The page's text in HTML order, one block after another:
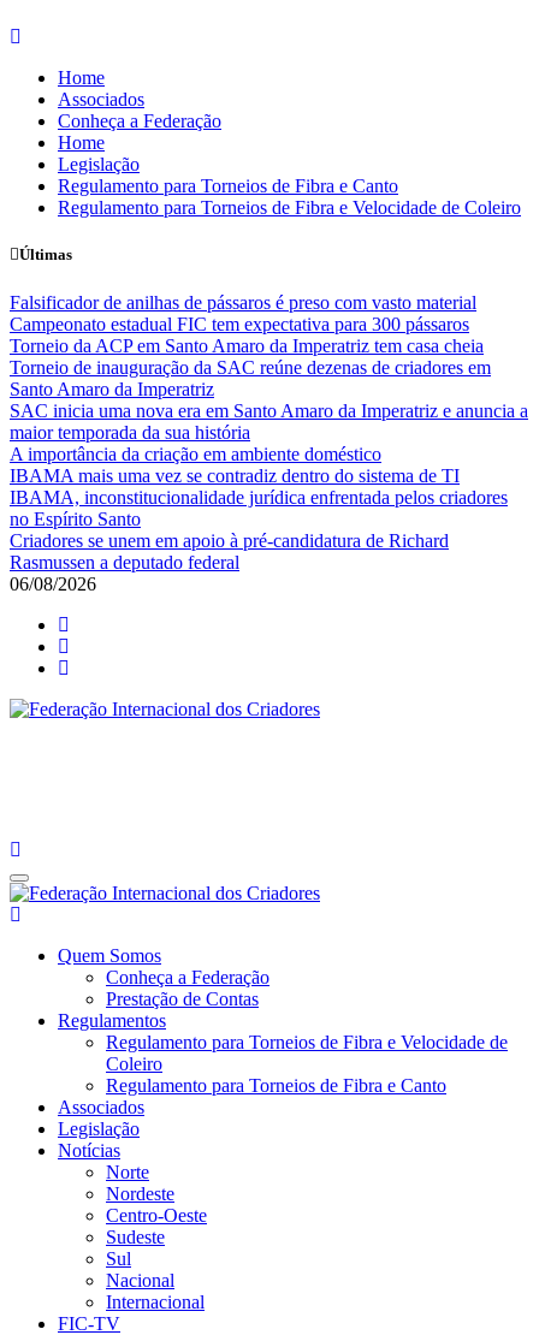
Skip
contentHome
Associados
Conheça a Federação
Home
Legislação
Regulamento para Torneios de Fibra e Canto
Regulamento para Torneios de Fibra e Velocidade de Coleiro
Últimas
Falsificador de anilhas de pássaros é preso com vasto material
Campeonato estadual FIC tem expectativa para 300 pássaros
Torneio da ACP em Santo Amaro da Imperatriz tem casa cheia
Torneio de inauguração da SAC reúne dezenas de criadores em
Santo Amaro da Imperatriz
SAC inicia uma nova era em Santo Amaro da Imperatriz e anuncia a
maior temporada da sua história
A importância da criação em ambiente doméstico
IBAMA mais uma vez se contradiz dentro do sistema de TI
IBAMA, inconstitucionalidade jurídica enfrentada pelos criadores
no Espírito Santo
Criadores se unem em apoio à pré-candidatura de Richard
Rasmussen a deputado federal
06/08/2026
Federação Internacional dos Criadores
Quem Somos
Conheça a Federação
Prestação de Contas
Regulamentos
Regulamento para Torneios de Fibra e Velocidade de
Coleiro
Regulamento para Torneios de Fibra e Canto
Associados
Legislação
Notícias
Norte
Nordeste
Centro-Oeste
Sudeste
Sul
Nacional
Internacional
FIC-TV